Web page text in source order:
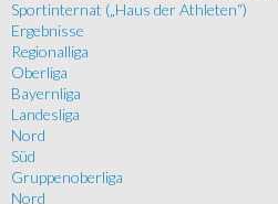
Sportinternat („Haus der Athleten“)
Ergebnisse
Regionalliga
Oberliga
Bayernliga
Landesliga
Nord
Süd
Gruppenoberliga
Nord